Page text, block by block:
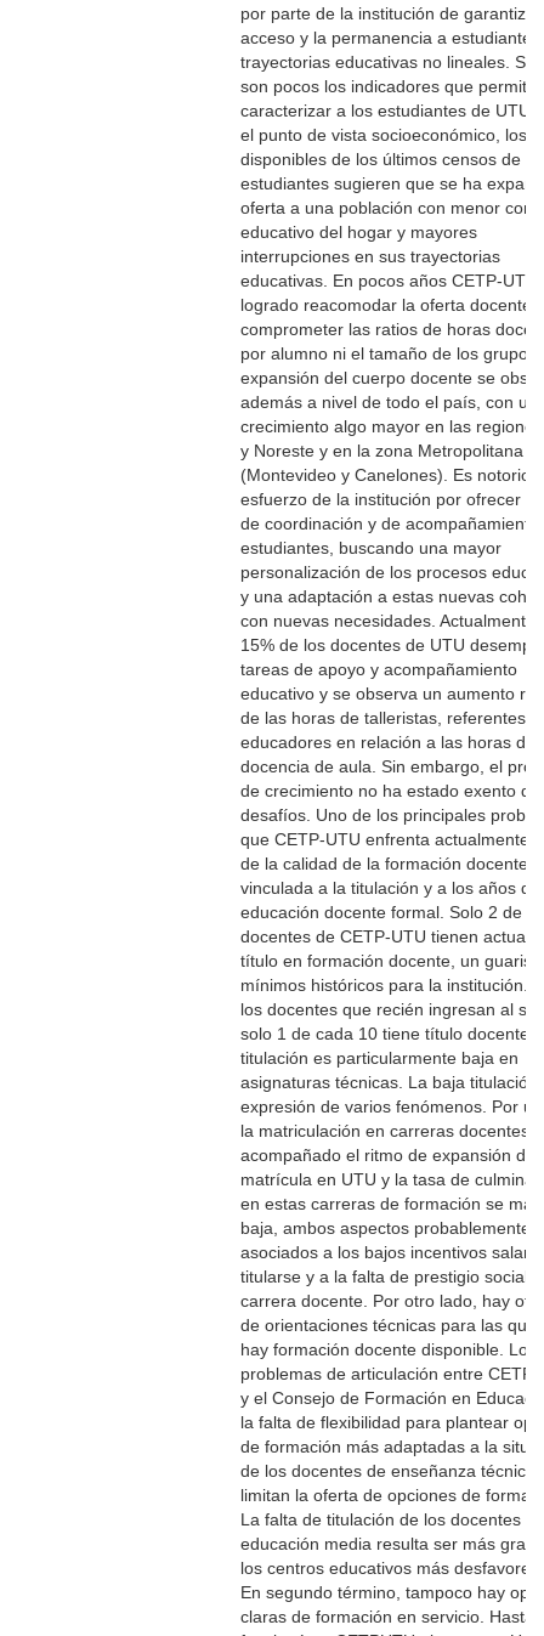
por parte de la institución de
acceso y la permanencia a estudiantes
trayectorias educativas no lineales. Si
son pocos los indicadores que
caracterizar a los estudiantes de UTU
el punto de vista socioeconómico, los
disponibles de los últimos censos de
estudiantes sugieren que se ha
oferta a una población con menor
educativo del hogar y mayores
interrupciones en sus trayectorias
educativas. En pocos años CETP-UTU
logrado reacomodar la oferta docente
comprometer las ratios de horas
por alumno ni el tamaño de los
expansión del cuerpo docente se
además a nivel de todo el país, con un
crecimiento algo mayor en las
y Noreste y en la zona Metropolitana
(Montevideo y Canelones). Es notorio
esfuerzo de la institución por ofrecer
de coordinación y de acompañamiento
estudiantes, buscando una mayor
personalización de los procesos
y una adaptación a estas nuevas
con nuevas necesidades. Actualmente
15% de los docentes de UTU
tareas de apoyo y acompañamiento
educativo y se observa un aumento
de las horas de talleristas, referentes y
educadores en relación a las horas de
docencia de aula. Sin embargo, el
de crecimiento no ha estado exento de
desafíos. Uno de los principales
que CETP-UTU enfrenta actualmente
de la calidad de la formación docente,
vinculada a la titulación y a los años de
educación docente formal. Solo 2 de
docentes de CETP-UTU tienen
título en formación docente, un
mínimos históricos para la institución.
los docentes que recién ingresan al
solo 1 de cada 10 tiene título docente.
titulación es particularmente baja en
asignaturas técnicas. La baja titulación
expresión de varios fenómenos. Por
la matriculación en carreras docentes
acompañado el ritmo de expansión de
matrícula en UTU y la tasa de
en estas carreras de formación se
baja, ambos aspectos probablemente
asociados a los bajos incentivos
titularse y a la falta de prestigio social
carrera docente. Por otro lado, hay
de orientaciones técnicas para las que
hay formación docente disponible. Los
problemas de articulación entre CETP-
y el Consejo de Formación en
la falta de flexibilidad para plantear
de formación más adaptadas a la
de los docentes de enseñanza técnica,
limitan la oferta de opciones de
La falta de titulación de los docentes en
educación media resulta ser más
los centros educativos más
En segundo término, tampoco hay
claras de formación en servicio. Hasta